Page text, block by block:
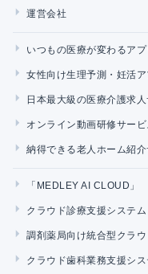
運営会社
いつもの医療が変わるアプ
女性向け生理予測・妊活
日本最大級の医療介護求
オンライン動画研修サー
納得できる老人ホーム紹介
「MEDLEY AI CLOUD」
クラウド診療支援システム
調剤薬局向け統合型クラ
クラウド歯科業務支援シス